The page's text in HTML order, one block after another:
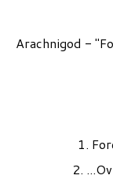
Arachnigod - "
1.
2.